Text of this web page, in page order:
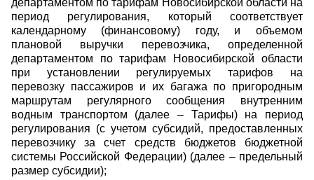
департаментом по тарифам Новосибирской области на
период регулирования, который соответствует
календарному (финансовому) году, и объемом
плановой выручки перевозчика, определенной
департаментом по тарифам Новосибирской области
при установлении регулируемых тарифов на
перевозку пассажиров и их багажа по пригородным
маршрутам регулярного сообщения внутренним
водным транспортом (далее – Тарифы) на период
регулирования (с учетом субсидий, предоставленных
перевозчику за счет средств бюджетов бюджетной
системы Российской Федерации) (далее – предельный
размер субсидии);